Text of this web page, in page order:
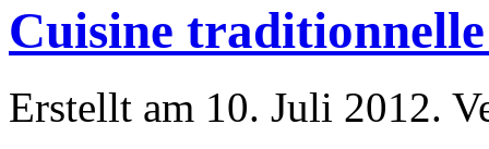
Cuisine
Erstellt am 10. Juli 2012.